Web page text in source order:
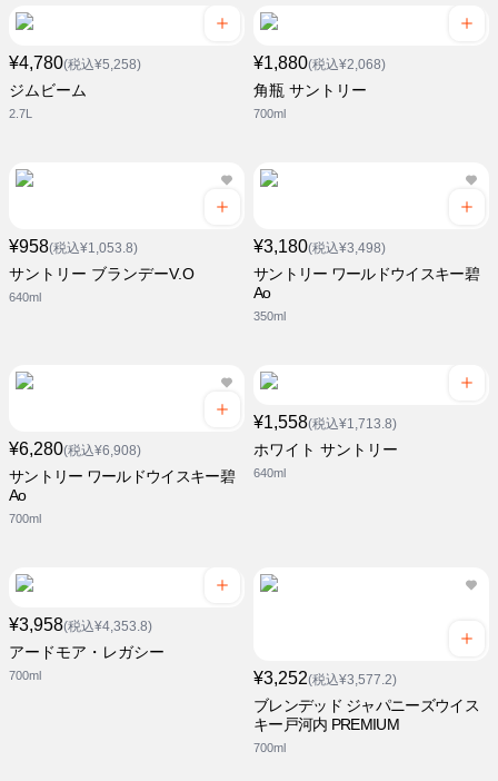
¥4,780(税込¥5,258)
ジムビーム
2.7L
¥1,880(税込¥2,068)
角瓶 サントリー
700ml
¥958(税込¥1,053.8)
サントリー ブランデーV.O
640ml
¥3,180(税込¥3,498)
サントリー ワールドウイスキー碧
Ao
350ml
¥6,280(税込¥6,908)
サントリー ワールドウイスキー碧
Ao
700ml
¥1,558(税込¥1,713.8)
ホワイト サントリー
640ml
¥3,958(税込¥4,353.8)
アードモア・レガシー
700ml ¥3,252(税込¥3,577.2)
ブレンデッド ジャパニーズウイス
キー戸河内 PREMIUM
700ml